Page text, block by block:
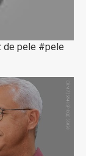
de pele #pele